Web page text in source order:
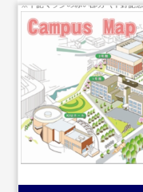
...続きを読